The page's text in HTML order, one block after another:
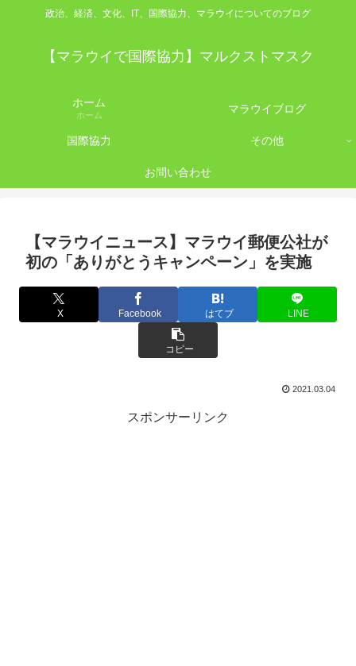
政治、経済、文化、IT、国際協力、マラウイについてのブログ
【マラウイで国際協力】マルクストマスク
ホーム
ホーム マラウイブログ
国際協力 その他
お問い合わせ
【マラウイニュース】マラウイ郵便公社が
初の「ありがとうキャンペーン」を実施
X Facebook はてブ LINE
コピー
2021.03.04
スポンサーリンク